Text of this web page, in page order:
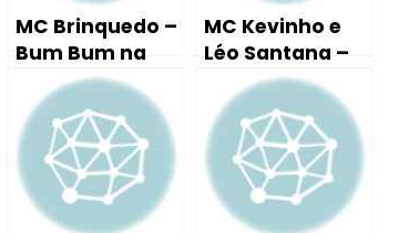
MC Brinquedo –
Bum Bum na
Nuca ( Tutorial
Aula Piano /
Teclado )
MC Kevinho e
Léo Santana –
Encaixa (
Tutorial Aula
Piano / Teclado